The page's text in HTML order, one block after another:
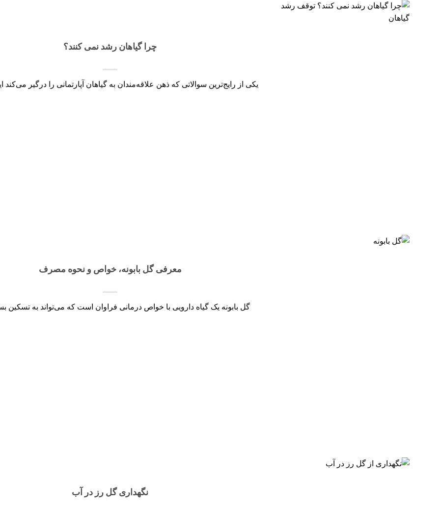
چرا گیاهان رشد نمی کنند؟
یکی از رایج‌ترین سوالاتی که ذهن علاقه‌مندان به گیاهان آپارتمانی را درگیر
معرفی گل بابونه، خواص و نحوه مصرف
گل بابونه یک گیاه دارویی با خواص درمانی فراوان است که می‌تواند به تسکین
نگهداری گل رز در آب